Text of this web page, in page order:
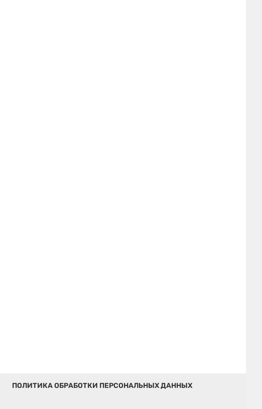
ПОЛИТИКА ОБРАБОТКИ ПЕРСОНАЛЬНЫХ ДАННЫХ